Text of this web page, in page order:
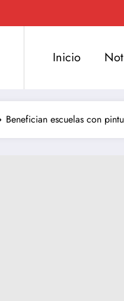
Inicio
Benefician escuelas con